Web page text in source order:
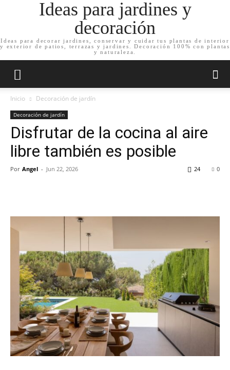
Ideas para jardines y
decoración
Ideas para decorar jardines, conservar y cuidar tus plantas de interior
y exterior de patios, terrazas y jardines. Decoración 100% con plantas
y naturaleza.
Inicio Decoración de jardín
Decoración de jardín
Disfrutar de la cocina al aire
libre también es posible
Por Angel - Jun 22, 2026 0
24